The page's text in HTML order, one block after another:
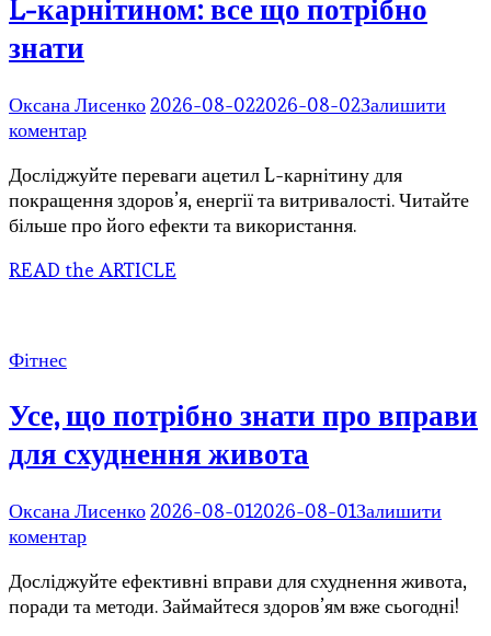
L-карнітином: все що потрібно
знати
Оксана Лисенко2026-08-022026-08-02Залишити
коментардо
своє
здоров’я
з
L-
знати
Досліджуйте переваги ацетил L-карнітину для
покращення здоров’я, енергії та витривалості. Читайте
більше про його ефекти та використання.
READ the ARTICLE
Фітнес
Усе, що потрібно знати про вправи
для схуднення живота
Оксана Лисенко2026-08-012026-08-01Залишити
коментардо
що
потрібно
Досліджуйте ефективні вправи для схуднення живота,
поради та методи. Займайтеся здоров’ям вже сьогодні!